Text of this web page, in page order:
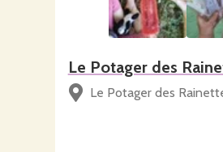
Le Potager des
Le Potager des